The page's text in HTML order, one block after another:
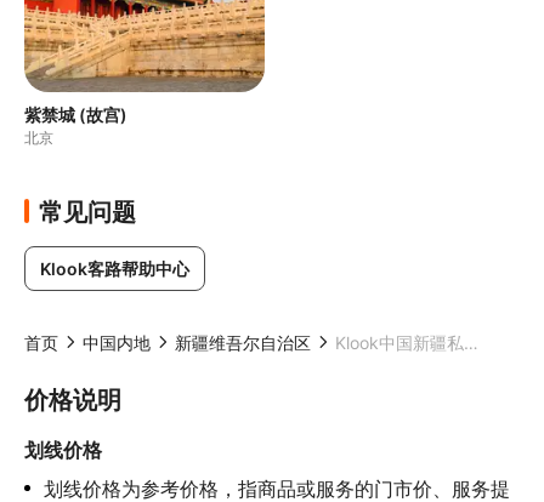
紫禁城 (故宫)
北京
常见问题
Klook客路帮助中心
首页 中国内地 新疆维吾尔自治区 Klook中国新疆私人定制旅行（喀纳斯/赛里木湖/库尔德宁/那拉提/喀什/白沙湖/盘龙古道/独库公路）
价格说明
划线价格
划线价格为参考价格，指商品或服务的门市价、服务提